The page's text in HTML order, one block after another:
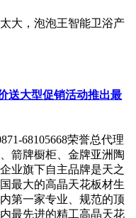
大，泡泡王智能卫浴产
送大型促销活动推出最
68105668荣誉总代理
箭牌橱柜、金牌亚洲陶
业旗下自主品牌是天之
最大的高晶天花板材生
第一家专业、规范的顶
最先进的精工高晶天花